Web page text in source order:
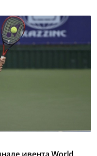
ивента World